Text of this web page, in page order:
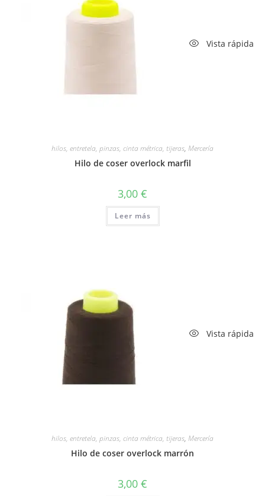
Vista rápida
hilos, entretela, pinzas, cinta métrica, tijeras, Mercería
Hilo de coser overlock marfil
3,00 €
Leer más
Vista rápida
hilos, entretela, pinzas, cinta métrica, tijeras, Mercería
Hilo de coser overlock marrón
3,00 €